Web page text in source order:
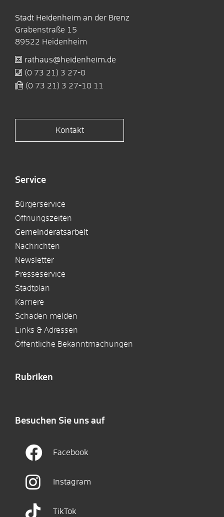
Stadt Heidenheim an der Brenz
Grabenstraße 15
89522 Heidenheim
rathaus@heidenheim.de
(0 73 21) 3 27-0
(0 73 21) 3 27-10 11
Kontakt
Service
Bürgerservice
Öffnungszeiten
Gemeinderatsarbeit
Nachrichten
Newsletter
Presseservice
Stadtplan
Karriere
Schaden melden
Links & Adressen
Öffentliche Bekanntmachungen
Rubriken
Besuchen Sie uns auf
Facebook
Instagram
TikTok